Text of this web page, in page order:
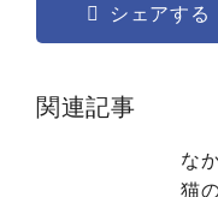
シェアする
関連記事
な
猫